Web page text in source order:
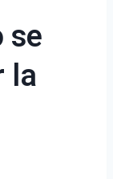
se
la